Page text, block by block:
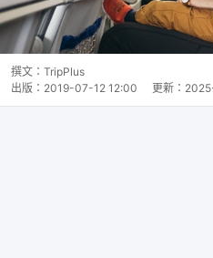
撰文： TripPlus
出版： 2019-07-12 12:00 更新：